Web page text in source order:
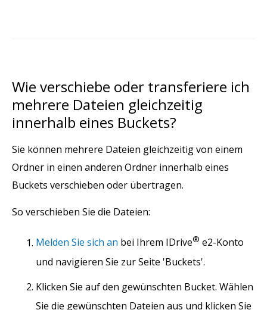
Wie verschiebe oder transferiere ich
mehrere Dateien gleichzeitig
innerhalb eines Buckets?
Sie können mehrere Dateien gleichzeitig von einem
Ordner in einen anderen Ordner innerhalb eines
Buckets verschieben oder übertragen.
So verschieben Sie die Dateien:
Melden Sie sich an bei Ihrem IDrive® e2-Konto
und navigieren Sie zur Seite 'Buckets'.
Klicken Sie auf den gewünschten Bucket. Wählen
Sie die gewünschten Dateien aus und klicken Sie